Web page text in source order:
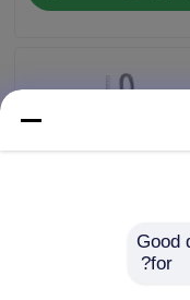
كابل حلقة يموت
Good
for?